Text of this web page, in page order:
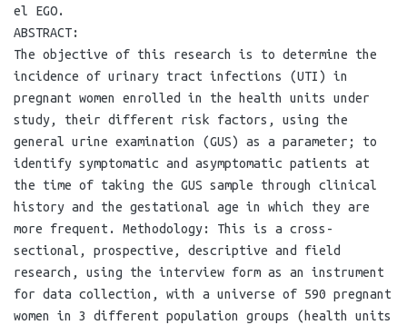
el EGO.
ABSTRACT:
The objective of this research is to determine the
incidence of urinary tract infections (UTI) in
pregnant women enrolled in the health units under
study, their different risk factors, using the
general urine examination (GUS) as a parameter; to
identify symptomatic and asymptomatic patients at
the time of taking the GUS sample through clinical
history and the gestational age in which they are
more frequent. Methodology: This is a cross-
sectional, prospective, descriptive and field
research, using the interview form as an instrument
for data collection, with a universe of 590 pregnant
women in 3 different population groups (health units